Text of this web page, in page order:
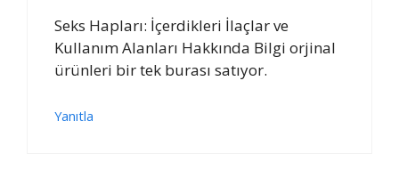
Seks Hapları: İçerdikleri İlaçlar ve
Kullanım Alanları Hakkında Bilgi orjinal
ürünleri bir tek burası satıyor.
Yanıtla